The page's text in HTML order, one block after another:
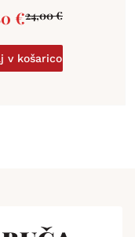
24,00€
€
v košarico